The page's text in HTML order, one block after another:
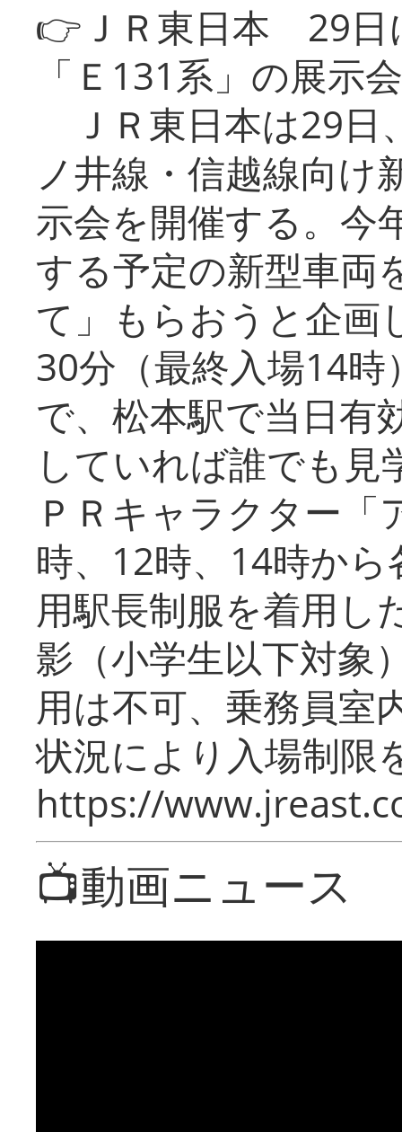
👉ＪＲ東日本 29日
「Ｅ131系」の展示会
ＪＲ東日本は29日
ノ井線・信越線向け
示会を開催する。今
する予定の新型車両
て」もらおうと企画
30分（最終入場14
で、松本駅で当日有
していれば誰でも
ＰＲキャラクター
時、12時、14時か
用駅長制服を着用し
影（小学生以下対象
用は不可、乗務員室
状況により入場制限
https://
📺動画ニュース